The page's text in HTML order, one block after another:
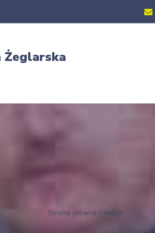
Żeglarska
Strona główna » mario